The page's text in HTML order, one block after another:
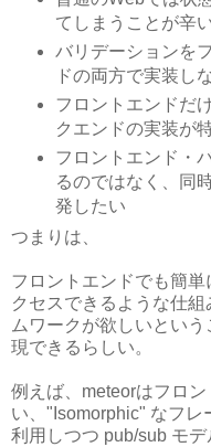
てしまうことが辛
バリデーションを
ドの両方で実装し
フロントエンドだ
クエンドの実装が
フロントエンド・
るのではなく、同
発したい
つまりは、
フロントエンドでも簡
クセスできるような仕
ムワークが欲しいとい
現できるらしい。
例えば、meteorはフロ
い、"Isomorphic" なフレ
利用しつつ pub/sub モ